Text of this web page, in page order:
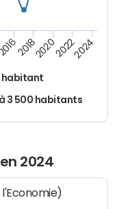
habitant
3 500 habitants
2018202020222024
2024
l'Economie)